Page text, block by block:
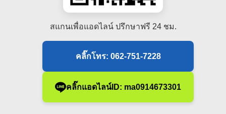
สแกนเพื่อแอดไลน์ ปรึกษาฟรี 24 ชม.
คลิ๊กโทร: 062-751-7228
คลิ๊กแอดไลน์ID: ma0914673301